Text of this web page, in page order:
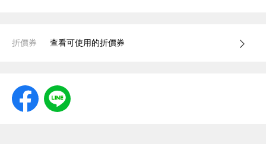
折價券 查看可使用的折價券